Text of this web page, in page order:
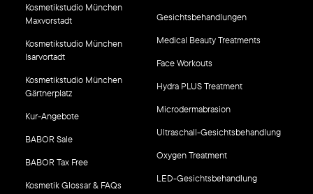
Kosmetikstudio München
Maxvorstadt
Kosmetikstudio München
Isarvortadt
Kosmetikstudio München
Gärtnerplatz
Kur-Angebote
BABOR Sale
BABOR Tax Free
Kosmetik Glossar & FAQs
Gesichtsbehandlungen
Medical Beauty Treatments
Face Workouts
Hydra PLUS Treatment
Microdermabrasion
Ultraschall-Gesichtsbehandlung
Oxygen Treatment
LED-Gesichtsbehandlung